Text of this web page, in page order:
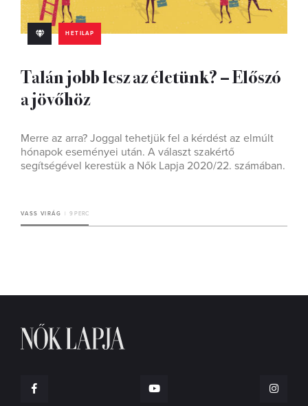
HETILAP
Talán jobb lesz az életünk? – Előszó
a jövőhöz
Merre az arra? Joggal tehetjük fel a kérdést az elmúlt
hónapok eseményei után. A választ szakértő
segítségével kerestük a Nők Lapja 2020/22. számában.
VASS VIRÁG 9 PERC